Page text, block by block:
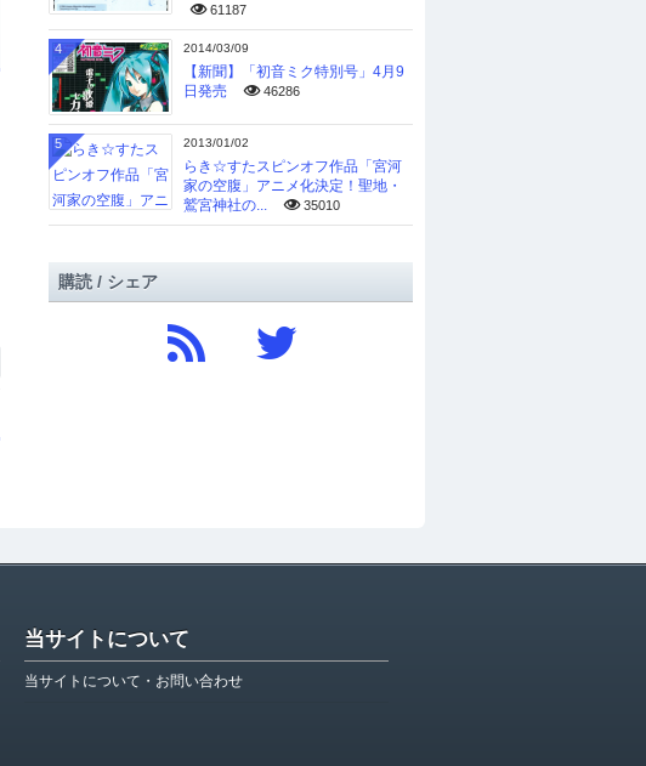
61187
2014/03/09
【新聞】「初音ミク特別号」4月9
日発売
46286
4
2013/01/02
らき☆すたスピンオフ作品「宮河
家の空腹」アニメ化決定！聖地・
鷲宮神社の...
35010
5
購読 / シェア
当サイトについて
当サイトについて・お問い合わせ